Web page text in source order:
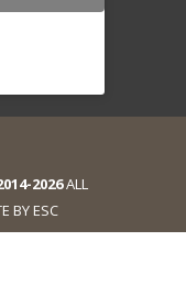
2026ALL
BY ESC